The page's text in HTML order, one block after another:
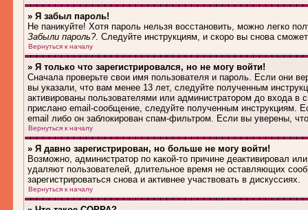
» Я забыл пароль!
Не паникуйте! Хотя пароль нельзя восстановить, можно легко
Забыли пароль?. Следуйте инструкциям, и скоро вы снова
Вернуться к началу
» Я только что зарегистрировался, но не могу войти!
Сначала проверьте свои имя пользователя и пароль. Если они
вы указали, что вам менее 13 лет, следуйте полученным
активированы пользователями или администратором до входа
прислано email-сообщение, следуйте полученным инструкциям.
email либо он заблокирован спам-фильтром. Если вы уверены,
Вернуться к началу
» Я давно зарегистрирован, но больше не могу войти!
Возможно, администратор по какой-то причине деактивировал
удаляют пользователей, длительное время не оставляющих
зарегистрироваться снова и активнее участвовать в дискуссиях.
Вернуться к началу